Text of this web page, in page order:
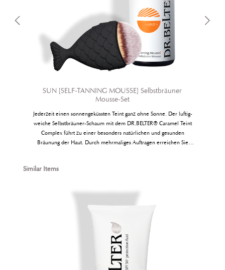
SUN [SELF-TANNING MOUSSE] Selbstbräuner
Mousse-Set
Jederzeit einen sonnengeküssten Teint ganz ohne Sonne. Der luftig-
weiche Selbstbräuner-Schaum mit dem DR.BELTER® Caramel Teint
Complex führt zu einer besonders natürlichen und gesunden
Bräunung der Haut. Durch mehrmaliges Auftragen erreichen Sie
Produktgalerie überspringen
Similar Items